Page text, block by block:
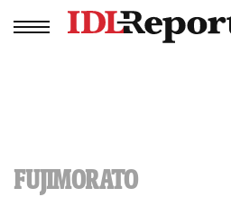
FUJIMORATO